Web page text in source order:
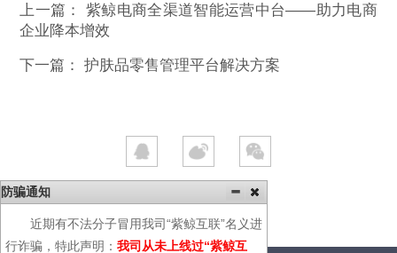
上一篇：紫鲸电商全渠道智能运营中台——助力电商
企业降本增效
下一篇：护肤品零售管理平台解决方案
防骗通知
近期有不法分子冒用我司“紫鲸互联”名义进
行诈骗，特此声明： 我司从未上线过“紫鲸互